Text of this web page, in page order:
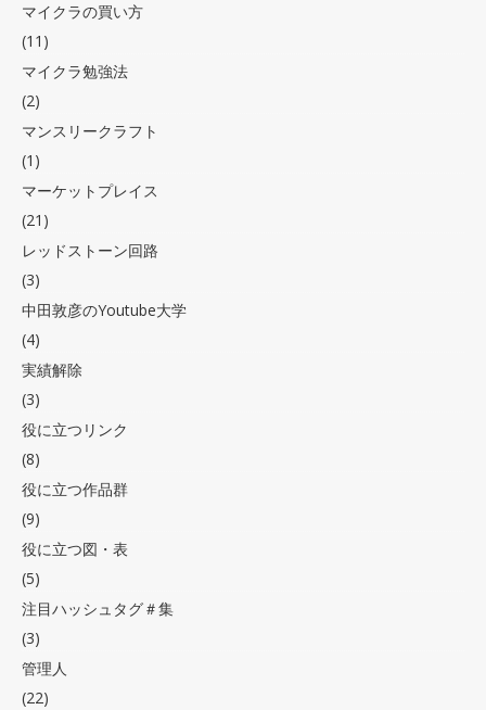
マイクラの買い方
(11)
マイクラ勉強法
(2)
マンスリークラフト
(1)
マーケットプレイス
(21)
レッドストーン回路
(3)
中田敦彦のYoutube大学
(4)
実績解除
(3)
役に立つリンク
(8)
役に立つ作品群
(9)
役に立つ図・表
(5)
注目ハッシュタグ＃集
(3)
管理人
(22)